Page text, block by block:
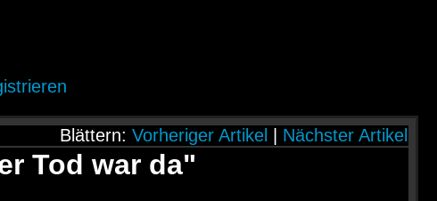
Blättern: Vorheriger Artikel Nächster Artikel
Tod war da"